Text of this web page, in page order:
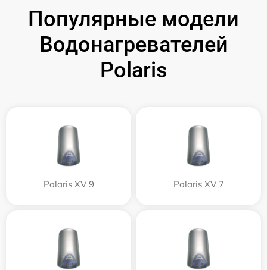
Популярные модели
Водонагревателей
Polaris
Polaris XV 9 Polaris XV 7